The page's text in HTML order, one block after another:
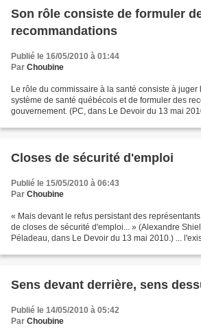
Son rôle consiste de formuler
recommandations
Publié le 16/05/2010 à 01:44
Par Choubine
Le rôle du commissaire à la santé consiste à juger
système de santé québécois et de formuler des
gouvernement. (PC, dans Le Devoir du 13 mai
Closes de sécurité d'emploi
Publié le 15/05/2010 à 06:43
Par Choubine
« Mais devant le refus persistant des
de closes de sécurité d'emploi... » (Alexandre
Péladeau, dans Le Devoir du 13 mai 2010.) ...
Sens devant derrière, sens
Publié le 14/05/2010 à 05:42
Par Choubine